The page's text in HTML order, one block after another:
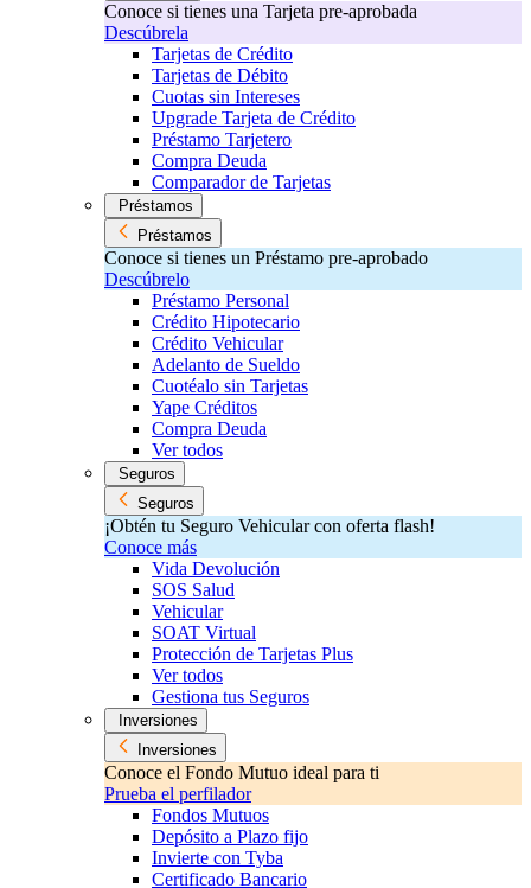
Conoce si tienes una Tarjeta pre-aprobada
Descúbrela
Tarjetas de Crédito
Tarjetas de Débito
Cuotas sin Intereses
Upgrade Tarjeta de Crédito
Préstamo Tarjetero
Compra Deuda
Comparador de Tarjetas
Préstamos
Préstamos
Conoce si tienes un Préstamo pre-aprobado
Descúbrelo
Préstamo Personal
Crédito Hipotecario
Crédito Vehicular
Adelanto de Sueldo
Cuotéalo sin Tarjetas
Yape Créditos
Compra Deuda
Ver todos
Seguros
Seguros
¡Obtén tu Seguro Vehicular con oferta flash!
Conoce más
Vida Devolución
SOS Salud
Vehicular
SOAT Virtual
Protección de Tarjetas Plus
Ver todos
Gestiona tus Seguros
Inversiones
Inversiones
Conoce el Fondo Mutuo ideal para ti
Prueba el perfilador
Fondos Mutuos
Depósito a Plazo fijo
Invierte con Tyba
Certificado Bancario